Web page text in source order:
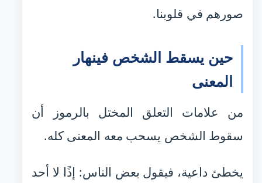
صورهم في قلوبنا.
حين يسقط الشخص فينهار
المعنى
من علامات التعلق المختل بالرموز أن
سقوط الشخص يسحب معه المعنى كله.
يخطئ داعية، فيقول بعض الناس: إذًا لا أحد